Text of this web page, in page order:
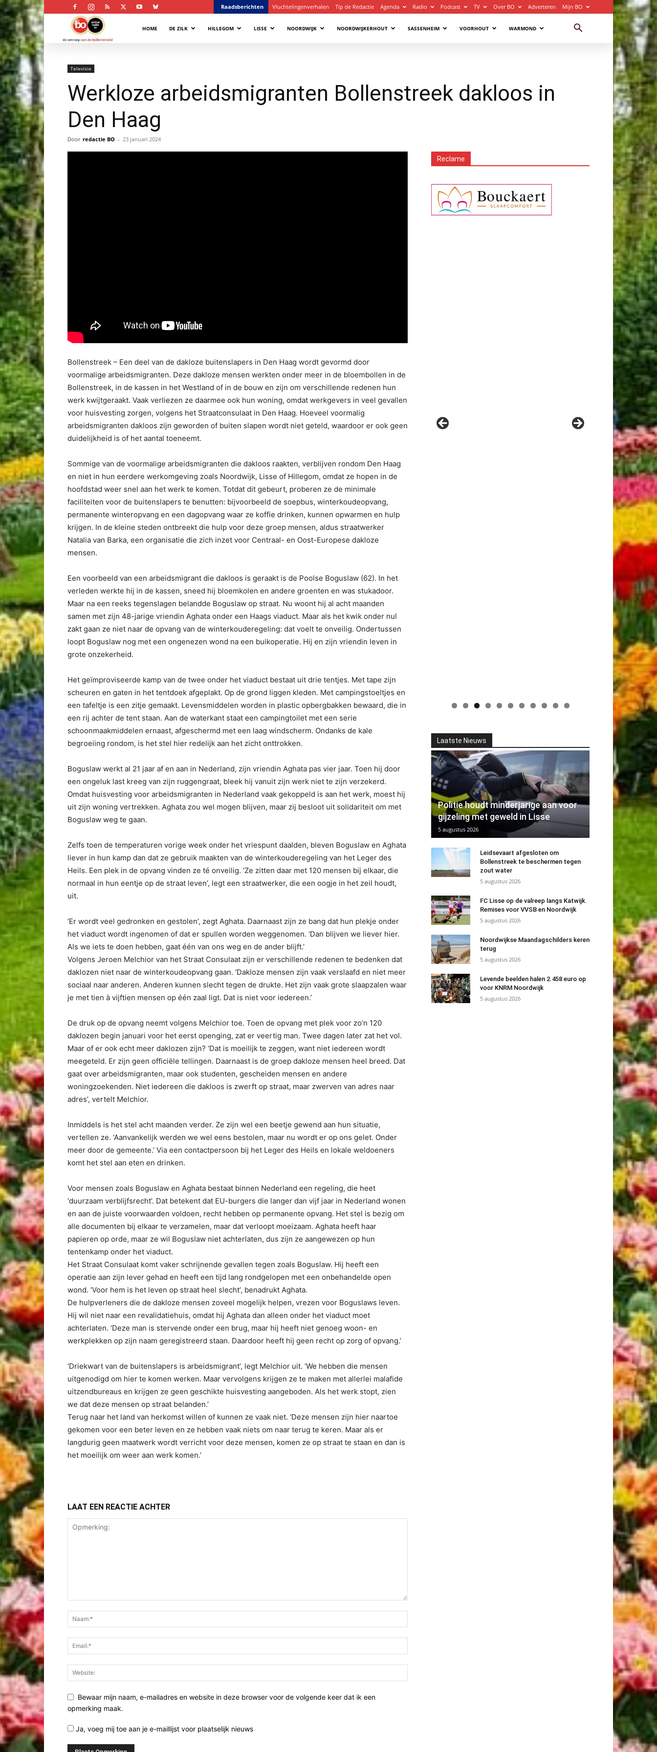
Raadsberichten Vluchtelingenverhalen Tip de Redactie Agenda Radio Podcast TV Over BO Adverteren Mijn BO
Bollenstreek
HOME DE ZILK HILLEGOM LISSE NOORDWIJK NOORDWIJKERHOUT SASSENHEIM VOORHOUT WARMOND
Televisie
Werkloze arbeidsmigranten Bollenstreek dakloos in
Den Haag
Door redactie BO - 23 januari 2024
Bollenstreek – Een deel van de dakloze buitenslapers in Den Haag wordt gevormd door
voormalige arbeidsmigranten. Deze dakloze mensen werkten onder meer in de bloembollen in de
Bollenstreek, in de kassen in het Westland of in de bouw en zijn om verschillende redenen hun
werk kwijtgeraakt. Vaak verliezen ze daarmee ook hun woning, omdat werkgevers in veel gevallen
voor huisvesting zorgen, volgens het Straatconsulaat in Den Haag. Hoeveel voormalig
arbeidsmigranten dakloos zijn geworden of buiten slapen wordt niet geteld, waardoor er ook geen
duidelijkheid is of het aantal toeneemt.
Sommige van de voormalige arbeidsmigranten die dakloos raakten, verblijven rondom Den Haag
en niet in hun eerdere werkomgeving zoals Noordwijk, Lisse of Hillegom, omdat ze hopen in de
hoofdstad weer snel aan het werk te komen. Totdat dit gebeurt, proberen ze de minimale
faciliteiten voor de buitenslapers te benutten: bijvoorbeeld de soepbus, winterkoudeopvang,
permanente winteropvang en een dagopvang waar ze koffie drinken, kunnen opwarmen en hulp
krijgen. In de kleine steden ontbreekt die hulp voor deze groep mensen, aldus straatwerker
Natalia van Barka, een organisatie die zich inzet voor Centraal- en Oost-Europese dakloze
mensen.
Een voorbeeld van een arbeidsmigrant die dakloos is geraakt is de Poolse Boguslaw (62). In het
verleden werkte hij in de kassen, sneed hij bloemkolen en andere groenten en was stukadoor.
Maar na een reeks tegenslagen belandde Boguslaw op straat. Nu woont hij al acht maanden
samen met zijn 48-jarige vriendin Aghata onder een Haags viaduct. Maar als het kwik onder nul
zakt gaan ze niet naar de opvang van de winterkouderegeling: dat voelt te onveilig. Ondertussen
loopt Boguslaw nog met een ongenezen wond na een buikoperatie. Hij en zijn vriendin leven in
grote onzekerheid.
Het geïmproviseerde kamp van de twee onder het viaduct bestaat uit drie tentjes. Met tape zijn
scheuren en gaten in het tentdoek afgeplakt. Op de grond liggen kleden. Met campingstoeltjes en
een tafeltje is een zitje gemaakt. Levensmiddelen worden in plastic opbergbakken bewaard, die in
een rij achter de tent staan. Aan de waterkant staat een campingtoilet met een serie
schoonmaakmiddelen ernaast, afgeschermd met een laag windscherm. Ondanks de kale
begroeiing rondom, is het stel hier redelijk aan het zicht onttrokken.
Boguslaw werkt al 21 jaar af en aan in Nederland, zijn vriendin Aghata pas vier jaar. Toen hij door
een ongeluk last kreeg van zijn ruggengraat, bleek hij vanuit zijn werk niet te zijn verzekerd.
Omdat huisvesting voor arbeidsmigranten in Nederland vaak gekoppeld is aan het werk, moest hij
uit zijn woning vertrekken. Aghata zou wel mogen blijven, maar zij besloot uit solidariteit om met
Boguslaw weg te gaan.
Zelfs toen de temperaturen vorige week onder het vriespunt daalden, bleven Boguslaw en Aghata
liever in hun kamp dan dat ze gebruik maakten van de winterkouderegeling van het Leger des
Heils. Een plek in de opvang vinden ze té onveilig. ‘Ze zitten daar met 120 mensen bij elkaar, die
normaal in hun eentje op de straat leven’, legt een straatwerker, die een oogje in het zeil houdt,
uit.
‘Er wordt veel gedronken en gestolen’, zegt Aghata. Daarnaast zijn ze bang dat hun plekje onder
het viaduct wordt ingenomen of dat er spullen worden weggenomen. ‘Dan blijven we liever hier.
Als we iets te doen hebben, gaat één van ons weg en de ander blijft.’
Volgens Jeroen Melchior van het Straat Consulaat zijn er verschillende redenen te bedenken dat
daklozen niet naar de winterkoudeopvang gaan. ‘Dakloze mensen zijn vaak verslaafd en niet meer
sociaal naar anderen. Anderen kunnen slecht tegen de drukte. Het zijn vaak grote slaapzalen waar
je met tien à vijftien mensen op één zaal ligt. Dat is niet voor iedereen.’
De druk op de opvang neemt volgens Melchior toe. Toen de opvang met plek voor zo’n 120
daklozen begin januari voor het eerst openging, zat er veertig man. Twee dagen later zat het vol.
Maar of er ook echt meer daklozen zijn? ‘Dat is moeilijk te zeggen, want niet iedereen wordt
meegeteld. Er zijn geen officiële tellingen. Daarnaast is de groep dakloze mensen heel breed. Dat
gaat over arbeidsmigranten, maar ook studenten, gescheiden mensen en andere
woningzoekenden. Niet iedereen die dakloos is zwerft op straat, maar zwerven van adres naar
adres’, vertelt Melchior.
Inmiddels is het stel acht maanden verder. Ze zijn wel een beetje gewend aan hun situatie,
vertellen ze. ‘Aanvankelijk werden we wel eens bestolen, maar nu wordt er op ons gelet. Onder
meer door de gemeente.’ Via een contactpersoon bij het Leger des Heils en lokale weldoeners
komt het stel aan eten en drinken.
Voor mensen zoals Boguslaw en Aghata bestaat binnen Nederland een regeling, die heet
‘duurzaam verblijfsrecht’. Dat betekent dat EU-burgers die langer dan vijf jaar in Nederland wonen
en aan de juiste voorwaarden voldoen, recht hebben op permanente opvang. Het stel is bezig om
alle documenten bij elkaar te verzamelen, maar dat verloopt moeizaam. Aghata heeft haar
papieren op orde, maar ze wil Boguslaw niet achterlaten, dus zijn ze aangewezen op hun
tentenkamp onder het viaduct.
Het Straat Consulaat komt vaker schrijnende gevallen tegen zoals Boguslaw. Hij heeft een
operatie aan zijn lever gehad en heeft een tijd lang rondgelopen met een onbehandelde open
wond. ‘Voor hem is het leven op straat heel slecht’, benadrukt Aghata.
De hulpverleners die de dakloze mensen zoveel mogelijk helpen, vrezen voor Boguslaws leven.
Hij wil niet naar een revalidatiehuis, omdat hij Aghata dan alleen onder het viaduct moet
achterlaten. ‘Deze man is stervende onder een brug, maar hij heeft niet genoeg woon- en
werkplekken op zijn naam geregistreerd staan. Daardoor heeft hij geen recht op zorg of opvang.’
‘Driekwart van de buitenslapers is arbeidsmigrant’, legt Melchior uit. ‘We hebben die mensen
uitgenodigd om hier te komen werken. Maar vervolgens krijgen ze te maken met allerlei malafide
uitzendbureaus en krijgen ze geen geschikte huisvesting aangeboden. Als het werk stopt, zien
we dat deze mensen op straat belanden.’
Terug naar het land van herkomst willen of kunnen ze vaak niet. ‘Deze mensen zijn hier naartoe
gekomen voor een beter leven en ze hebben vaak niets om naar terug te keren. Maar als er
langdurig geen maatwerk wordt verricht voor deze mensen, komen ze op straat te staan en dan is
het moeilijk om weer aan werk komen.’
LAAT EEN REACTIE ACHTER
Bewaar mijn naam, e-mailadres en website in deze browser voor de volgende keer dat ik een
opmerking maak.
Ja, voeg mij toe aan je e-maillijst voor plaatselijk nieuws
Reclame
Laatste Nieuws
Politie houdt minderjarige aan voor
gijzeling met geweld in Lisse
5 augustus 2026
Leidsevaart afgesloten om
Bollenstreek te beschermen tegen
zout water
5 augustus 2026
FC Lisse op de valreep langs Katwijk.
Remises voor VVSB en Noordwijk
5 augustus 2026
Noordwijkse Maandagschilders keren
terug
5 augustus 2026
Levende beelden halen 2.458 euro op
voor KNRM Noordwijk
5 augustus 2026